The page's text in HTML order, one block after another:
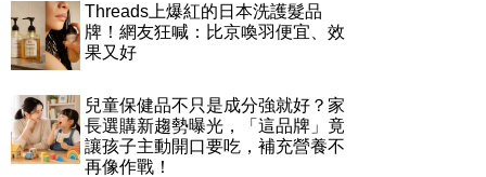
Threads上爆紅的日本洗護髮品
牌！網友狂喊：比京喚羽便宜、效
果又好
兒童保健品不只是成分強就好？家
長選購新趨勢曝光，「這品牌」竟
讓孩子主動開口要吃，補充營養不
再像作戰！